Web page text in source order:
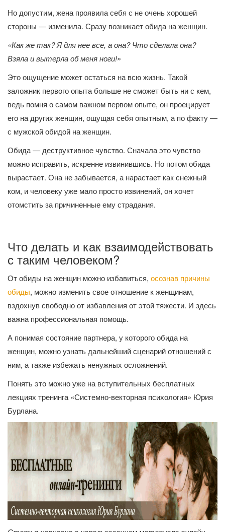
Но допустим, жена проявила себя с не очень хорошей
стороны — изменила. Сразу возникает обида на женщин.
«Как же так? Я для нее все, а она? Что сделала она?
Взяла и вытерла об меня ноги!»
Это ощущение может остаться на всю жизнь. Такой
заложник первого опыта больше не сможет быть ни с кем,
ведь помня о самом важном первом опыте, он проецирует
его на других женщин, ощущая себя опытным, а по факту —
с мужской обидой на женщин.
Обида — деструктивное чувство. Сначала это чувство
можно исправить, искренне извинившись. Но потом обида
вырастает. Она не забывается, а нарастает как снежный
ком, и человеку уже мало просто извинений, он хочет
отомстить за причиненные ему страдания.
Что делать и как взаимодействовать
с таким человеком?
От обиды на женщин можно избавиться, осознав причины
обиды, можно изменить свое отношение к женщинам,
вздохнув свободно от избавления от этой тяжести. И здесь
важна профессиональная помощь.
А понимая состояние партнера, у которого обида на
женщин, можно узнать дальнейший сценарий отношений с
ним, а также избежать ненужных осложнений.
Понять это можно уже на вступительных бесплатных
лекциях тренинга «Системно-векторная психология» Юрия
Бурлана.